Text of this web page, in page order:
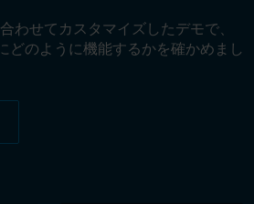
わせてカスタマイズしたデモで、
のように機能するかを確かめまし